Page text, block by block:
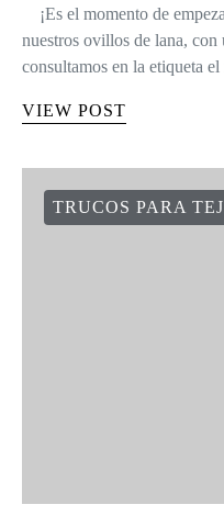
¡Es el momento de
nuestros ovillos de lana,
consultamos en la etiqueta
VIEW POST
TRUCOS PARA